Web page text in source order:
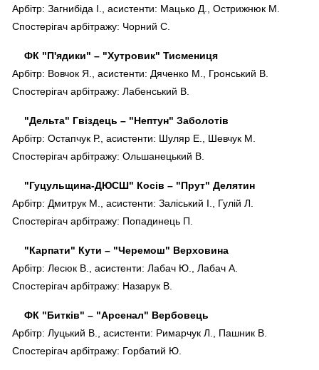
Арбітр: Загнибіда І., асистенти: Мацько Д., Острижнюк М.
Спостерігач арбітражу: Чорний С.
ФК "П'ядики" – "Хутровик" Тисмениця
Арбітр: Вовчок Я., асистенти: Дяченко М., Гронський В.
Спостерігач арбітражу: Лабенський В.
"Дельта" Гвіздець – "Нептун" Заболотів
Арбітр: Остапчук Р., асистенти: Шуляр Е., Шевчук М.
Спостерігач арбітражу: Ольшанецький В.
"Гуцульщина-ДЮСШ" Косів – "Прут" Делятин
Арбітр: Дмитрук М., асистенти: Заліський І., Гулій Л.
Спостерігач арбітражу: Попадинець П.
"Карпати" Кути – "Черемош" Верховина
Арбітр: Лесюк В., асистенти: Лабач Ю., Лабач А.
Спостерігач арбітражу: Назарук В.
ФК "Битків" – "Арсенал" Вербовець
Арбітр: Луцький В., асистенти: Римарчук Л., Пашник В.
Спостерігач арбітражу: Горбатий Ю.